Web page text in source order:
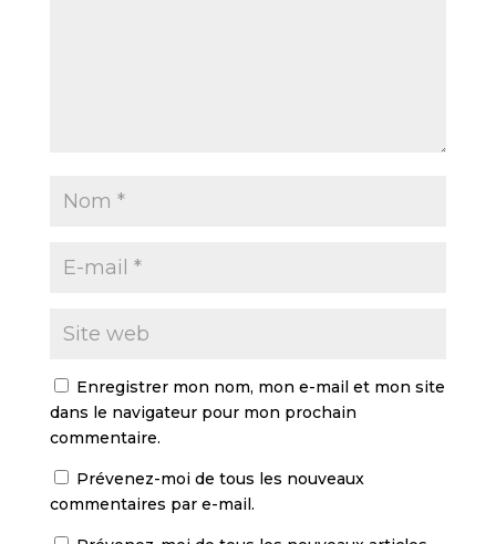
Enregistrer mon nom, mon e-mail et mon site
dans le navigateur pour mon prochain
commentaire.
Prévenez-moi de tous les nouveaux
commentaires par e-mail.